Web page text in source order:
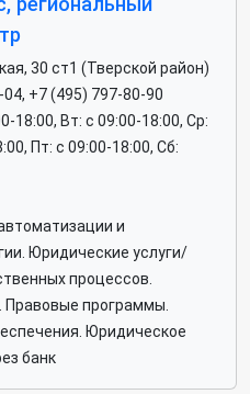
30 ст1 (Тверской район)
+7 (495) 797-80-90
18:00, Вт: c 09:00-18:00, Ср:
Пт: c 09:00-18:00, Сб:
и
Юридические услуги/
процессов.
Правовые программы.
Юридическое
банк